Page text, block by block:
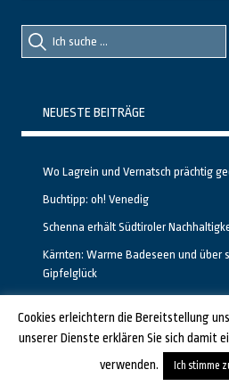
Suche
nach::
Suche
nach:
NEUESTE BEITRÄGE
Wo Lagrein und Vernatsch prächtig
Buchtipp: oh! Venedig
Schenna erhält Südtiroler
Kärnten: Warme Badeseen und über
Gipfelglück
GESTALTET UND PROGRAMMIERT VON
Cookies erleichtern die Bereitstellung
unserer Dienste erklären Sie sich damit
verwenden.
Ich stimme